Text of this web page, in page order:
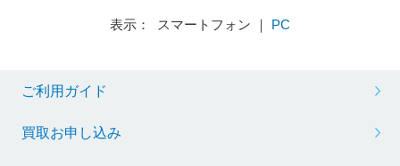
表示： スマートフォン ｜ PC
ご利用ガイド
買取お申し込み